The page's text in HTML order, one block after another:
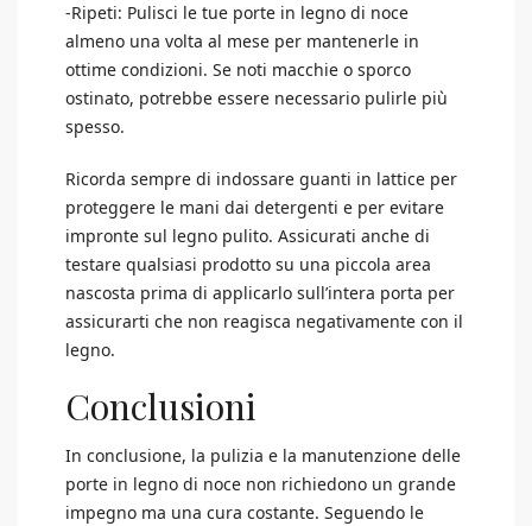
-Ripeti: Pulisci le tue porte in legno di noce
almeno una volta al mese per mantenerle in
ottime condizioni. Se noti macchie o sporco
ostinato, potrebbe essere necessario pulirle più
spesso.
Ricorda sempre di indossare guanti in lattice per
proteggere le mani dai detergenti e per evitare
impronte sul legno pulito. Assicurati anche di
testare qualsiasi prodotto su una piccola area
nascosta prima di applicarlo sull’intera porta per
assicurarti che non reagisca negativamente con il
legno.
Conclusioni
In conclusione, la pulizia e la manutenzione delle
porte in legno di noce non richiedono un grande
impegno ma una cura costante. Seguendo le